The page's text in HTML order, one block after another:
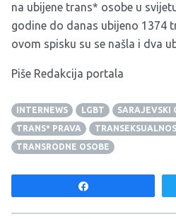
na ubijene trans* osobe u
godine do danas ubijeno 1374
ovom spisku su se našla i dva
Piše Redakcija portala
INTERNEWS LGBT
SARAJEVSKI
TRANS* PRAVA
TRANSRODNE OSOBE